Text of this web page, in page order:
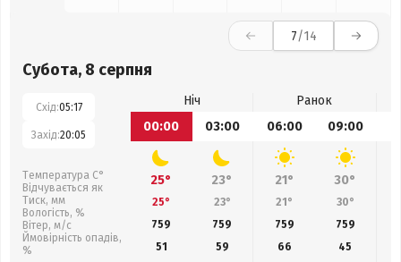
7/14
Субота, 8 серпня
Схід:05:17
Захід:20:05
Температура С°
Відчувається як
Тиск, мм
Вологість, %
Вітер, м/с
Ймовірність опадів,
%
Ніч
Ранок
00:00
03:00 06:00 09:00
25° 23° 21° 30°
25° 23° 21° 30°
759
759 759 759
51
59 66 45